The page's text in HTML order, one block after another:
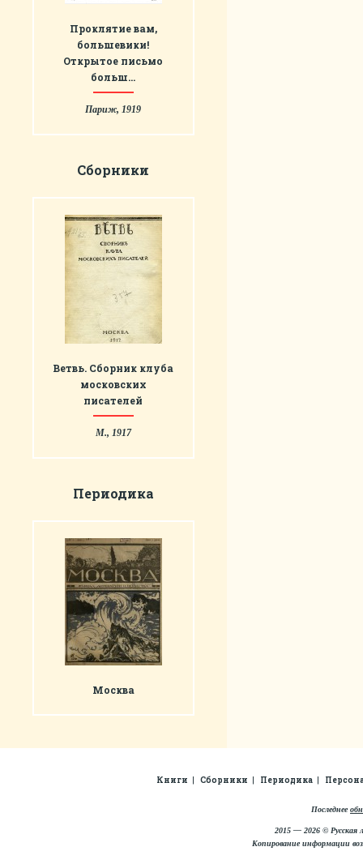
Проклятиe вам,
большевики!
Открытое письмо
больш…
Париж, 1919
Сборники
Ветвь. Сборник клуба
московских
писателей
М., 1917
Периодика
Москва
Книги Сборники Периодика
Последнее
2015 — 2026 © Русская
Копирование информации